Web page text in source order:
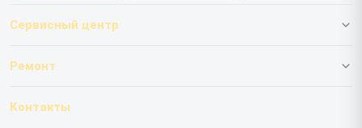
Сервисный центр
О нашем сервисе
Ремонт
ИБП
Контакты